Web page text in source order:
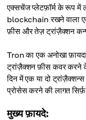
एक्सचेंज प्लेटफ़ॉर्म के रूप में
blockchain रखने वाला
फ़ीस और तेज़ ट्रांज़ैक्शन
Tron का एक अनोखा
ट्रांज़ैक्शन फ़ीस कवर करने
दिन में एक या दो
प्रोसेस करने की लागत
मुख्य फ़ायदे: